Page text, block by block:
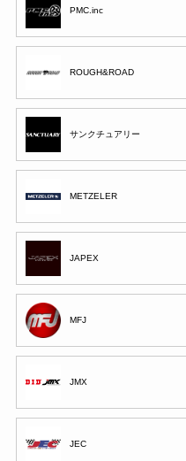
PMC.inc
ROUGH&ROAD
サンクチュアリー
METZELER
JAPEX
MFJ
JMX
JEC